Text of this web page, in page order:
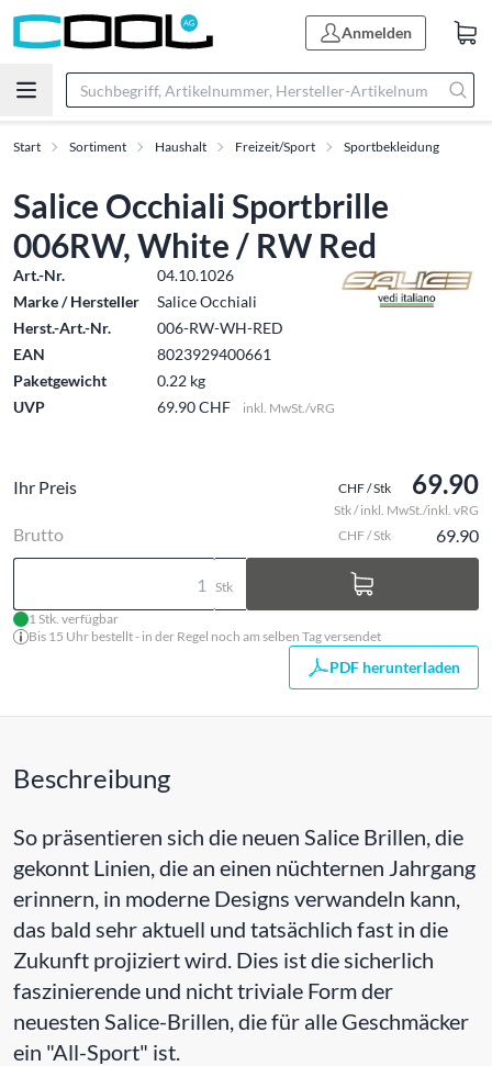
Anmelden
Start Sortiment Haushalt Freizeit/Sport Sportbekleidung
Salice Occhiali Sportbrille
006RW, White / RW Red
Art.-Nr.
04.10.1026
Marke / Hersteller
Salice Occhiali
Herst.-Art.-Nr.
006-RW-WH-RED
EAN
8023929400661
Paketgewicht
0.22 kg
UVP
69.90 CHF inkl. MwSt./vRG
Ihr Preis CHF / Stk 69.90
Stk / inkl. MwSt./inkl. vRG
Brutto CHF / Stk 69.90
Stk
1 Stk. verfügbar
Bis 15 Uhr bestellt - in der Regel noch am selben Tag versendet
PDF herunterladen
Beschreibung
So präsentieren sich die neuen Salice Brillen, die
gekonnt Linien, die an einen nüchternen Jahrgang
erinnern, in moderne Designs verwandeln kann,
das bald sehr aktuell und tatsächlich fast in die
Zukunft projiziert wird. Dies ist die sicherlich
faszinierende und nicht triviale Form der
neuesten Salice-Brillen, die für alle Geschmäcker
ein "All-Sport" ist.